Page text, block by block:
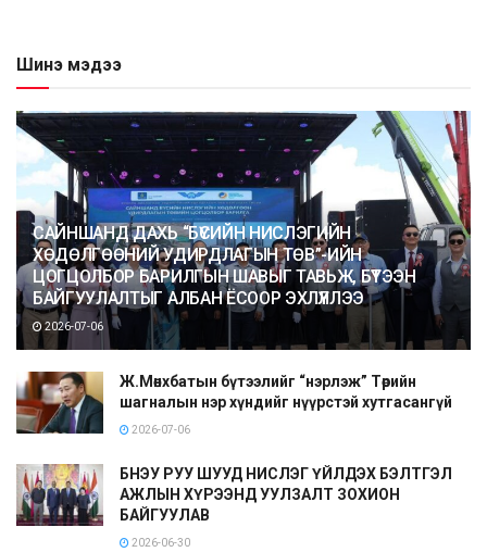
Шинэ мэдээ
САЙНШАНД ДАХЬ “БҮСИЙН НИСЛЭГИЙН
ХӨДӨЛГӨӨНИЙ УДИРДЛАГЫН ТӨВ”-ИЙН
ЦОГЦОЛБОР БАРИЛГЫН ШАВЫГ ТАВЬЖ, БҮТЭЭН
БАЙГУУЛАЛТЫГ АЛБАН ЁСООР ЭХЛҮҮЛЛЭЭ
2026-07-06
Ж.Мөнхбатын бүтээлийг “нэрлэж” Төрийн
шагналын нэр хүндийг нүүрстэй хутгасангүй
2026-07-06
БНЭУ РУУ ШУУД НИСЛЭГ ҮЙЛДЭХ БЭЛТГЭЛ
АЖЛЫН ХҮРЭЭНД УУЛЗАЛТ ЗОХИОН
БАЙГУУЛАВ
2026-06-30